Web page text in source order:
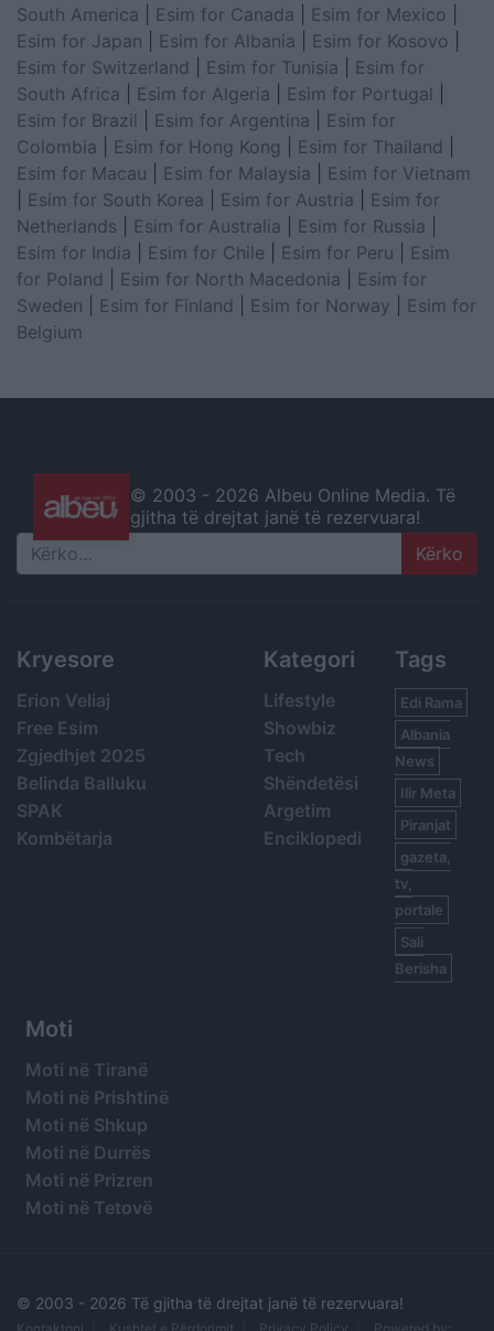
South America
Esim for Canada Esim for Mexico
Esim for Japan
Esim for Albania Esim for Kosovo
Esim for Switzerland
Esim for Tunisia
Esim for
South Africa
Esim for Algeria Esim for Portugal
Esim for Brazil
Esim for Argentina
Esim for
Colombia
Esim for Hong Kong Esim for Thailand
Esim for Macau
Esim for Malaysia
Esim for Vietnam
Esim for South Korea Esim for Austria
Esim for
Netherlands
Esim for Australia Esim for Russia
Esim for India
Esim for Chile Esim for Peru
Esim
for Poland
Esim for North Macedonia
Esim for
Sweden
Esim for Finland Esim for Norway
Esim for
Belgium
© 2003 - 2026 Albeu Online Media. Të
gjitha të drejtat janë të rezervuara!
Search
Kryesore
Erion Veliaj
Free Esim
Zgjedhjet 2025
Belinda Balluku
SPAK
Kombëtarja
Kategori
Lifestyle
Showbiz
Tech
Shëndetësi
Argetim
Enciklopedi
Tags
Edi Rama
Albania
News
Ilir Meta
Piranjat
gazeta,
tv,
portale
Sali
Berisha
Moti
Moti në Tiranë
Moti në Prishtinë
Moti në Shkup
Moti në Durrës
Moti në Prizren
Moti në Tetovë
© 2003 - 2026 Të gjitha të drejtat janë të rezervuara!